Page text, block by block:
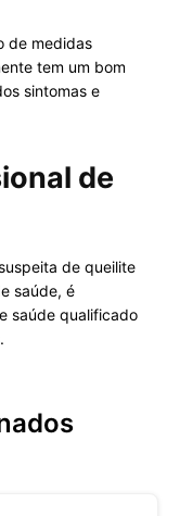
de medidas
tem um bom
sintomas e
de
de queilite
saúde, é
saúde qualificado